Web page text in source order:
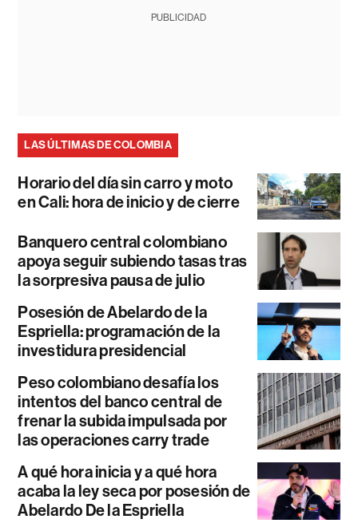
PUBLICIDAD
LAS ÚLTIMAS DE COLOMBIA
Horario del día sin carro y moto
en Cali: hora de inicio y de cierre
Banquero central colombiano
apoya seguir subiendo tasas tras
la sorpresiva pausa de julio
Posesión de Abelardo de la
Espriella: programación de la
investidura presidencial
Peso colombiano desafía los
intentos del banco central de
frenar la subida impulsada por
las operaciones carry trade
A qué hora inicia y a qué hora
acaba la ley seca por posesión de
Abelardo De la Espriella